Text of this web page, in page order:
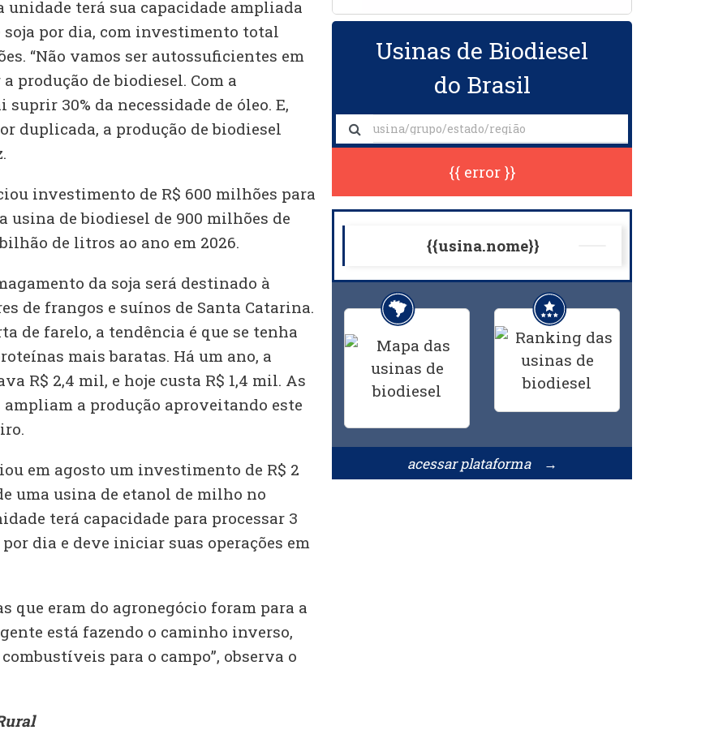
unidade terá sua capacidade ampliada
por dia, com investimento total
“Não vamos ser autossuficientes em
produção de biodiesel. Com a
30% da necessidade de óleo. E,
duplicada, a produção de biodiesel
investimento de R$ 600 milhões para
usina de biodiesel de 900 milhões de
de litros ao ano em 2026.
da soja será destinado à
de frangos e suínos de Santa Catarina.
de farelo, a tendência é que se tenha
mais baratas. Há um ano, a
R$ 2,4 mil, e hoje custa R$ 1,4 mil. As
a produção aproveitando este
em agosto um investimento de R$ 2
uma usina de etanol de milho no
terá capacidade para processar 3
dia e deve iniciar suas operações em
que eram do agronegócio foram para a
está fazendo o caminho inverso,
para o campo”, observa o
Usinas de Biodiesel
do Brasil
{{ error }}
{{usina.nome}}
acessar plataforma →